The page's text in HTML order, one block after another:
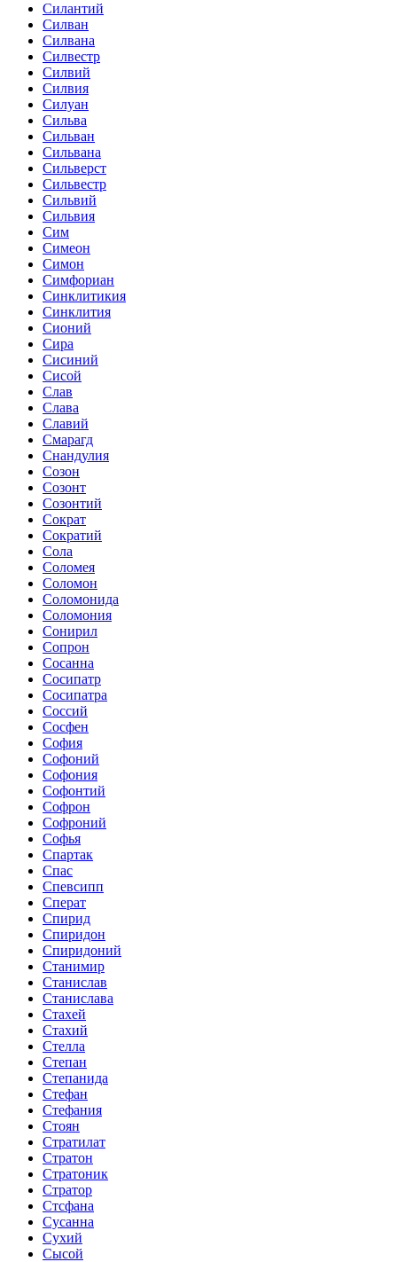
Силантий
Силван
Силвана
Силвестр
Силвий
Силвия
Силуан
Сильва
Сильван
Сильвана
Сильверст
Сильвестр
Сильвий
Сильвия
Сим
Симеон
Симон
Симфориан
Синклитикия
Синклития
Сионий
Сира
Сисиний
Сисой
Слав
Слава
Славий
Смарагд
Снандулия
Созон
Созонт
Созонтий
Сократ
Сократий
Сола
Соломея
Соломон
Соломонида
Соломония
Сонирил
Сопрон
Сосанна
Сосипатр
Сосипатра
Соссий
Сосфен
София
Софоний
Софония
Софонтий
Софрон
Софроний
Софья
Спартак
Спас
Спевсипп
Сперат
Спирид
Спиридон
Спиридоний
Станимир
Станислав
Станислава
Стахей
Стахий
Стелла
Степан
Степанида
Стефан
Стефания
Стоян
Стратилат
Стратон
Стратоник
Стратор
Стсфана
Сусанна
Сухий
Сысой